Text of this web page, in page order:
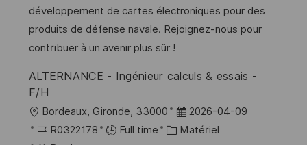
a
t
i
n
a
f
f
c
g
n
c
e
u
s
o
r
i
développement de cartes électroniques pour des
produits de défense navale. Rejoignez-nous pour
contribuer à un avenir plus sûr !
ALTERNANCE - Ingénieur calculs & essais -
F/H
o
Bordeaux, Gironde, 33000
D
a
2026-04-09
R
R0322178 Full time
C Matériel